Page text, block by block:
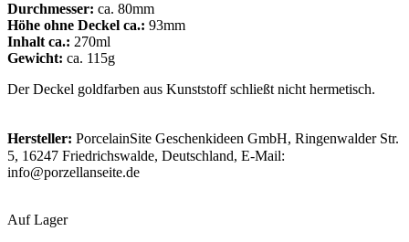
Durchmesser: ca. 80mm
Höhe ohne Deckel ca.: 93mm
Inhalt ca.: 270ml
Gewicht: ca. 115g
Der Deckel goldfarben aus Kunststoff schließt nicht hermetisch.
Hersteller: PorcelainSite Geschenkideen GmbH, Ringenwalder Str.
5, 16247 Friedrichswalde, Deutschland, E-Mail:
info@porzellanseite.de
Auf Lager